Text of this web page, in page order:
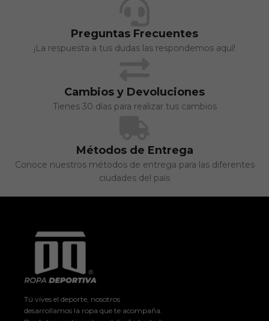
Preguntas Frecuentes
¡La respuesta a tus dudas las respondemos aquí!
Cambios y Devoluciones
Tienes 30 días para realizar tus cambios
Métodos de Entrega
Conoce nuestros métodos de entrega para las diferentes
ciudades del país
Tú vives el deporte, nosotros
desarrollamos la ropa que te acompaña.